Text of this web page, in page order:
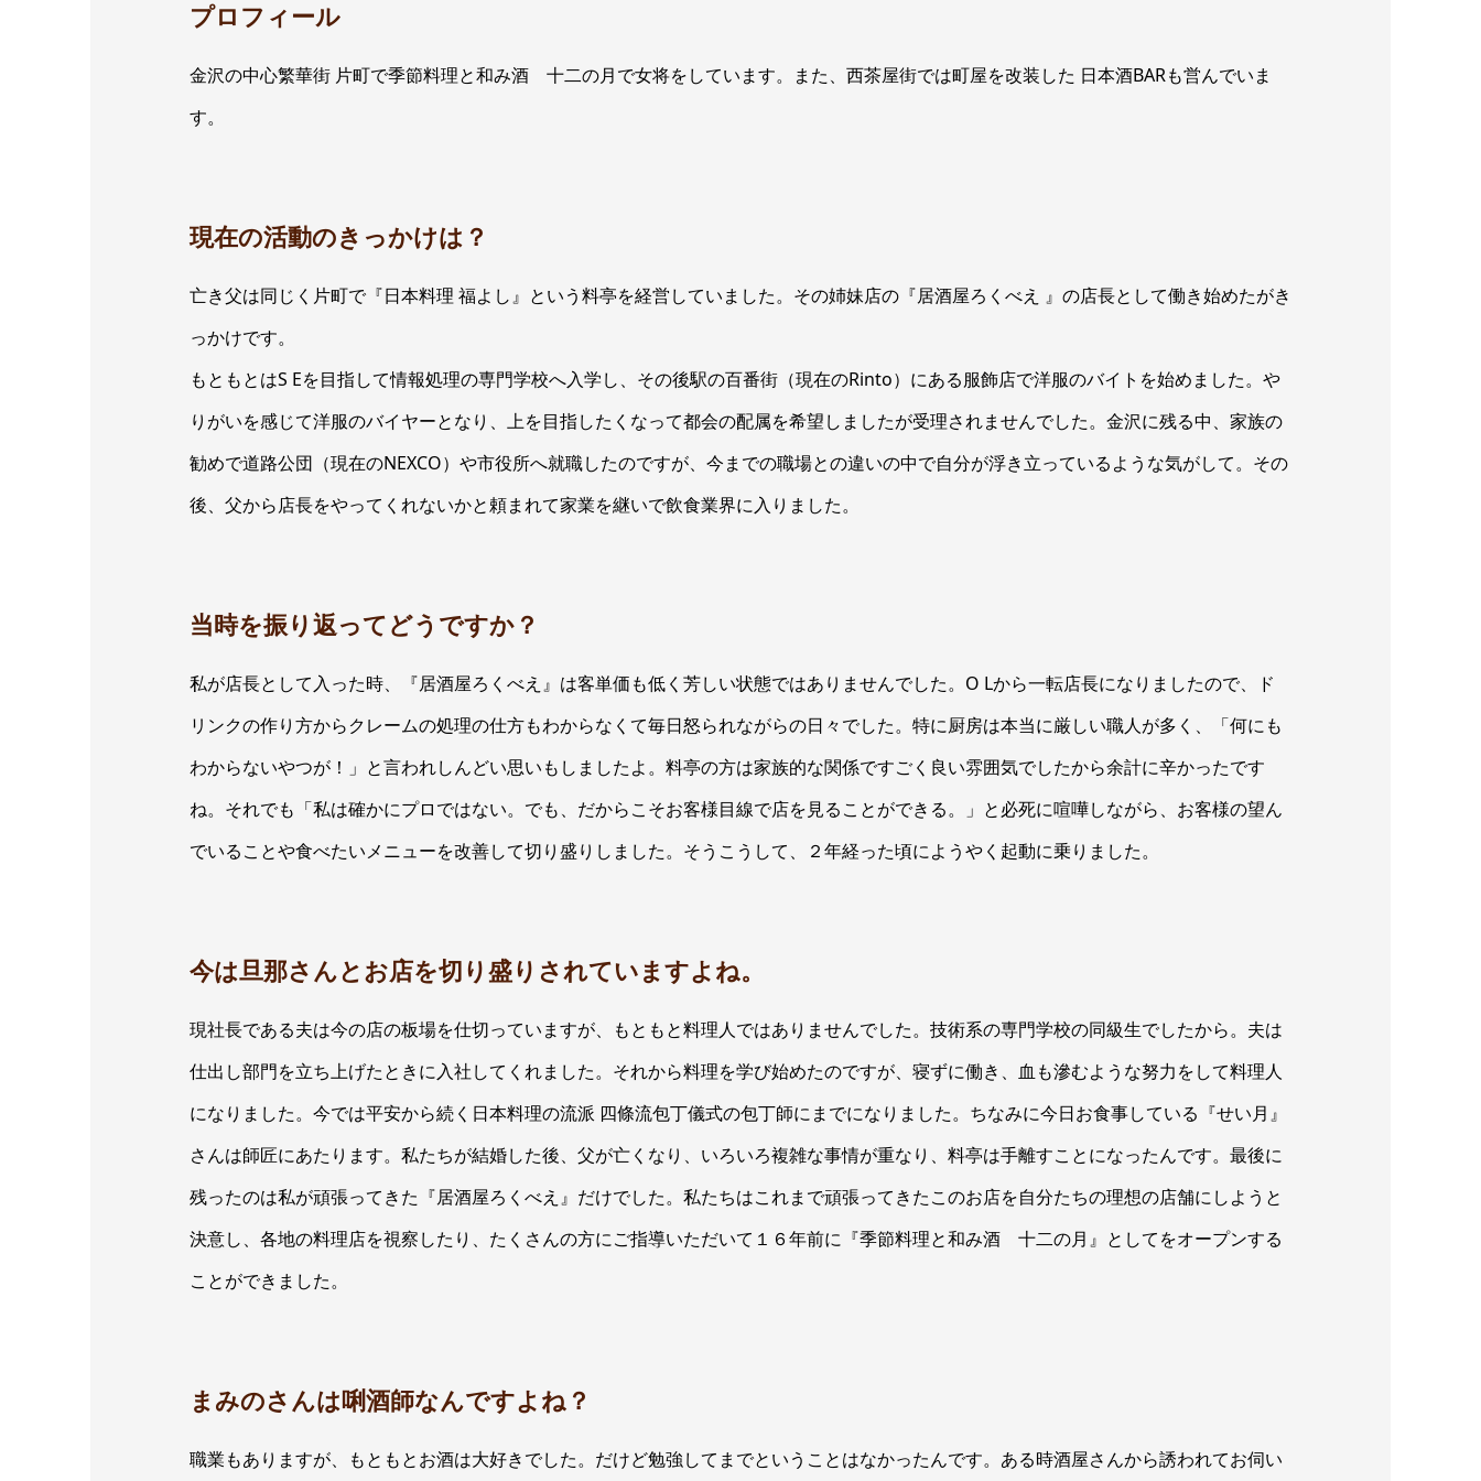
プロフィール
金沢の中心繁華街 片町で季節料理と和み酒 十二の月で女将をしています。また、西茶屋街では町屋を改装した 日本酒BARも営んでいま
す。
現在の活動のきっかけは？
亡き父は同じく片町で『日本料理 福よし』という料亭を経営していました。その姉妹店の『居酒屋ろくべえ 』の店長として働き始めたがき
っかけです。
もともとはS Eを目指して情報処理の専門学校へ入学し、その後駅の百番街（現在のRinto）にある服飾店で洋服のバイトを始めました。や
りがいを感じて洋服のバイヤーとなり、上を目指したくなって都会の配属を希望しましたが受理されませんでした。金沢に残る中、家族の
勧めで道路公団（現在のNEXCO）や市役所へ就職したのですが、今までの職場との違いの中で自分が浮き立っているような気がして。その
後、父から店長をやってくれないかと頼まれて家業を継いで飲食業界に入りました。
当時を振り返ってどうですか？
私が店長として入った時、『居酒屋ろくべえ』は客単価も低く芳しい状態ではありませんでした。O Lから一転店長になりましたので、ド
リンクの作り方からクレームの処理の仕方もわからなくて毎日怒られながらの日々でした。特に厨房は本当に厳しい職人が多く、「何にも
わからないやつが！」と言われしんどい思いもしましたよ。料亭の方は家族的な関係ですごく良い雰囲気でしたから余計に辛かったです
ね。それでも「私は確かにプロではない。でも、だからこそお客様目線で店を見ることができる。」と必死に喧嘩しながら、お客様の望ん
でいることや食べたいメニューを改善して切り盛りしました。そうこうして、２年経った頃にようやく起動に乗りました。
今は旦那さんとお店を切り盛りされていますよね。
現社長である夫は今の店の板場を仕切っていますが、もともと料理人ではありませんでした。技術系の専門学校の同級生でしたから。夫は
仕出し部門を立ち上げたときに入社してくれました。それから料理を学び始めたのですが、寝ずに働き、血も滲むような努力をして料理人
になりました。今では平安から続く日本料理の流派 四條流包丁儀式の包丁師にまでになりました。ちなみに今日お食事している『せい月』
さんは師匠にあたります。私たちが結婚した後、父が亡くなり、いろいろ複雑な事情が重なり、料亭は手離すことになったんです。最後に
残ったのは私が頑張ってきた『居酒屋ろくべえ』だけでした。私たちはこれまで頑張ってきたこのお店を自分たちの理想の店舗にしようと
決意し、各地の料理店を視察したり、たくさんの方にご指導いただいて１６年前に『季節料理と和み酒 十二の月』としてをオープンする
ことができました。
まみのさんは唎酒師なんですよね？
職業もありますが、もともとお酒は大好きでした。だけど勉強してまでということはなかったんです。ある時酒屋さんから誘われてお伺い